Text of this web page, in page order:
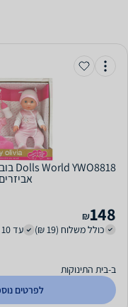
אביזרים
148
₪
כולל משלוח (19 ₪)
עד 10 ימי עסקים
ב-בית התינוקות
לפרטים